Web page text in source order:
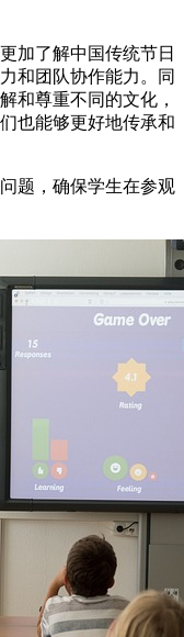
加了解中国传统节日
和团队协作能力。同
和尊重不同的文化，
也能够更好地传承和
题，确保学生在参观